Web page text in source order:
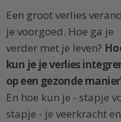
Een groot verlies
je voorgoed. Hoe ga je
verder met je leven?
kun je je verlies
op een gezonde
En hoe kun je - stapje
stapje - je veerkracht en